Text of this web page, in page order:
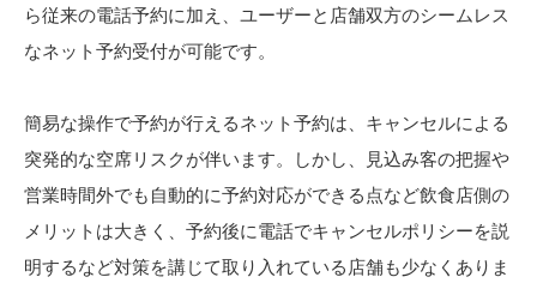
ら従来の電話予約に加え、ユーザーと店舗双方のシームレス
なネット予約受付が可能です。
簡易な操作で予約が行えるネット予約は、キャンセルによる
突発的な空席リスクが伴います。しかし、見込み客の把握や
営業時間外でも自動的に予約対応ができる点など飲食店側の
メリットは大きく、予約後に電話でキャンセルポリシーを説
明するなど対策を講じて取り入れている店舗も少なくありま